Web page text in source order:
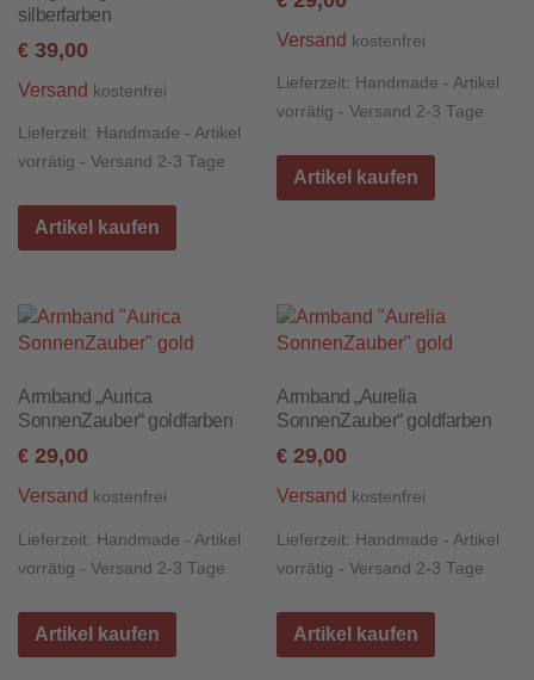
silberfarben
€ 39,00
Versand kostenfrei
Lieferzeit: Handmade - Artikel
vorrätig - Versand 2-3 Tage
Artikel kaufen
Versand kostenfrei
Lieferzeit: Handmade - Artikel
vorrätig - Versand 2-3 Tage
Artikel kaufen
Armband „Aurica
SonnenZauber“ goldfarben
€ 29,00
Versand kostenfrei
Lieferzeit: Handmade - Artikel
vorrätig - Versand 2-3 Tage
Artikel kaufen
Armband „Aurelia
SonnenZauber“ goldfarben
€ 29,00
Versand kostenfrei
Lieferzeit: Handmade - Artikel
vorrätig - Versand 2-3 Tage
Artikel kaufen